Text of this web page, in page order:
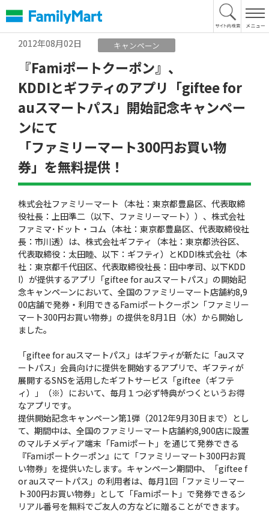
文
へ
2012年08月02日
キャンペーン
『Famiポートクーポン』、
KDDIとギフティのアプリ「giftee for
auスマートパス」開始記念キャンペー
ンにて
「ファミリーマート300円お買い物
券」を無料提供！
株式会社ファミリーマート（本社：東京都豊島区、代表取締
役社長：上田準二（以下、ファミリーマート））、株式会社
ファミマ･ドット・コム（本社：東京都豊島区、代表取締役社
長：市川透）は、株式会社ギフティ（本社：東京都渋谷区、
代表取締役：太田睦、以下：ギフティ）とKDDI株式会社（本
社：東京都千代田区、代表取締役社長：田中孝司、以下KDD
I）が提供するアプリ「giftee for auスマートパス」の開始記
念キャンペーンにおいて、全国のファミリーマート店舗約8,9
00店舗で発券・利用できるFamiポートクーポン「ファミリー
マート300円お買い物券」の提供を8月1日（水）から開始し
ました。
「giftee for auスマートパス」はギフティが新たに「auスマ
ートパス」会員向けに提供を開始するアプリで、ギフティが
展開するSNSを活用したギフトサービス「giftee（ギフテ
ィ）」（※）において、毎月１つ必ず特典がつくというお得
なアプリです。
提供開始記念キャンペーン第1弾（2012年9月30日まで）とし
て、期間中は、全国のファミリーマート店舗約8,900店に設置
のマルチメディア端末「Famiポート」を通じて発券できる
『Famiポートクーポン』にて「ファミリーマート300円お買
い物券」を提供いたします。キャンペーン期間中、「giftee f
or auスマートパス」の利用者は、毎月1回「ファミリーマー
ト300円お買い物券」として「Famiポート」で発券できるシ
リアル番号を無料でご友人の方などに贈ることができます。